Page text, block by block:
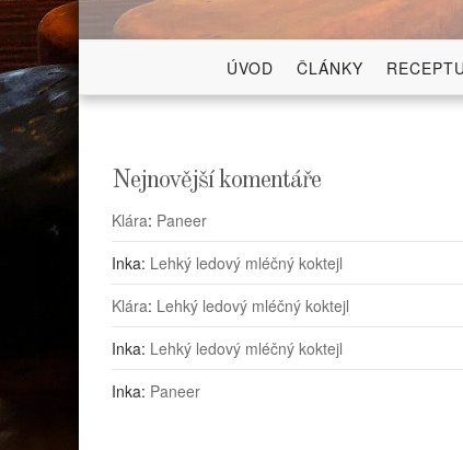
ÚVOD ČLÁNKY
Nejnovější komentáře
Klára: Paneer
Inka: Lehký ledový mléčný koktejl
Klára: Lehký ledový mléčný koktejl
Inka: Lehký ledový mléčný koktejl
Inka: Paneer